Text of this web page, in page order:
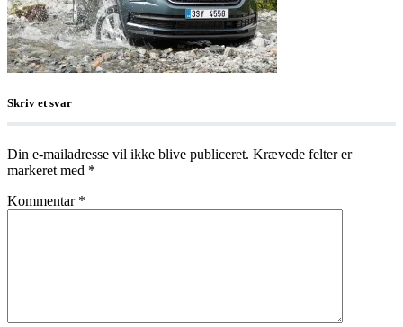
Skriv et svar
Din e-mailadresse vil ikke blive publiceret. Krævede felter er
markeret med *
Kommentar *